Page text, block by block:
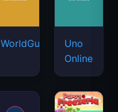
WorldGuessr
Uno
Online